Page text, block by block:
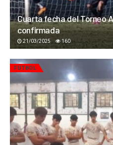
Cuarta fecha del Torneo
confirmada
21/03/2025 160
FÚTBOL